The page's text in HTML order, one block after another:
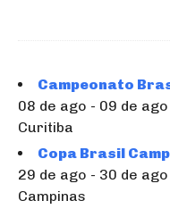
Campeonato
08 de ago - 09 de ago
Curitiba
Copa Brasil
29 de ago - 30 de ago
Campinas